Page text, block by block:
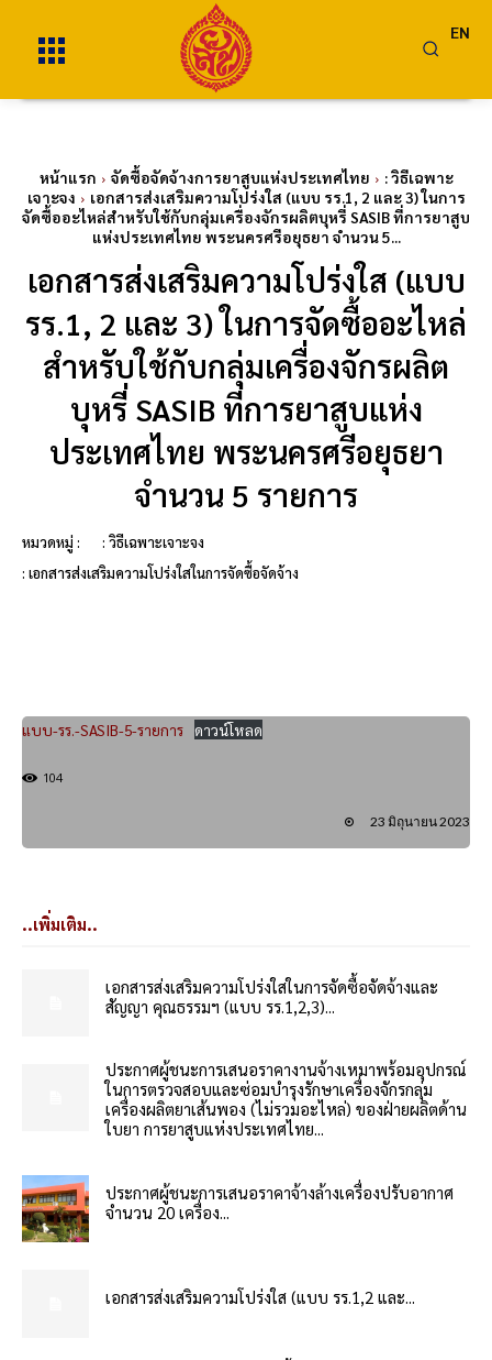
EN
หน้าแรก จัดซื้อจัดจ้างการยาสูบแห่งประเทศไทย
: วิธีเฉพาะ
เจาะจง
เอกสารส่งเสริมความโปร่งใส (แบบ รร.1, 2 และ 3) ในการ
จัดซื้ออะไหล่สำหรับใช้กับกลุ่มเครื่องจักรผลิตบุหรี่ SASIB ที่การยาสูบ
แห่งประเทศไทย พระนครศรีอยุธยา จำนวน 5...
เอกสารส่งเสริมความโปร่งใส (แบบ
รร.1, 2 และ 3) ในการจัดซื้ออะไหล่
สำหรับใช้กับกลุ่มเครื่องจักรผลิต
บุหรี่ SASIB ที่การยาสูบแห่ง
ประเทศไทย พระนครศรีอยุธยา
จำนวน 5 รายการ
หมวดหมู่ :
: วิธีเฉพาะเจาะจง
: เอกสารส่งเสริมความโปร่งใสในการจัดซื้อจัดจ้าง
แบบ-รร.-SASIB-5-รายการ ดาวน์โหลด
104
23 มิถุนายน 2023
..เพิ่มเติม..
เอกสารส่งเสริมความโปร่งใสในการจัดซื้อจัดจ้างและ
สัญญา คุณธรรมฯ (แบบ รร.1,2,3)...
ประกาศผู้ชนะการเสนอราคางานจ้างเหมาพร้อมอุปกรณ์
ในการตรวจสอบและซ่อมบำรุงรักษาเครื่องจักรกลุ่ม
เครื่องผลิตยาเส้นพอง (ไม่รวมอะไหล่) ของฝ่ายผลิตด้าน
ใบยา การยาสูบแห่งประเทศไทย...
ประกาศผู้ชนะการเสนอราคาจ้างล้างเครื่องปรับอากาศ
จำนวน 20 เครื่อง...
เอกสารส่งเสริมความโปร่งใส (แบบ รร.1,2 และ...